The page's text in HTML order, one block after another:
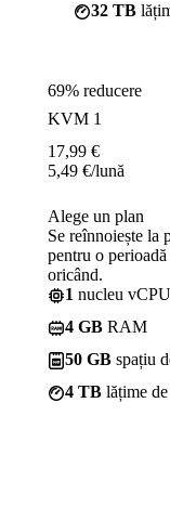
32 TB
69% reducere
KVM 1
17,99 €
5,49 €/lună
Alege un plan
Se reînnoiește la
pentru o
oricând.
1 nucleu vCPU
4 GB RAM
50 GB spațiu
4 TB lățime